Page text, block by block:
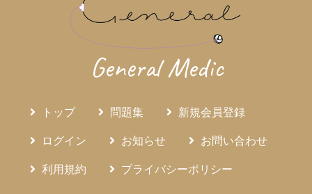
がん疼痛 がん薬物療法
ギランバレー症候群
クラミジア グラム染色
グラム陰性双球菌 クリプトスポリジウム症 グレリン
コレシストキニン コレステロール塞栓症
コレステロール結石 サルコイドーシス サルコペニア
ジクロロプロパン
General Medic
トップ 問題集 新規会員登録
ログイン お知らせ お問い合わせ
利用規約 プライバシーポリシー